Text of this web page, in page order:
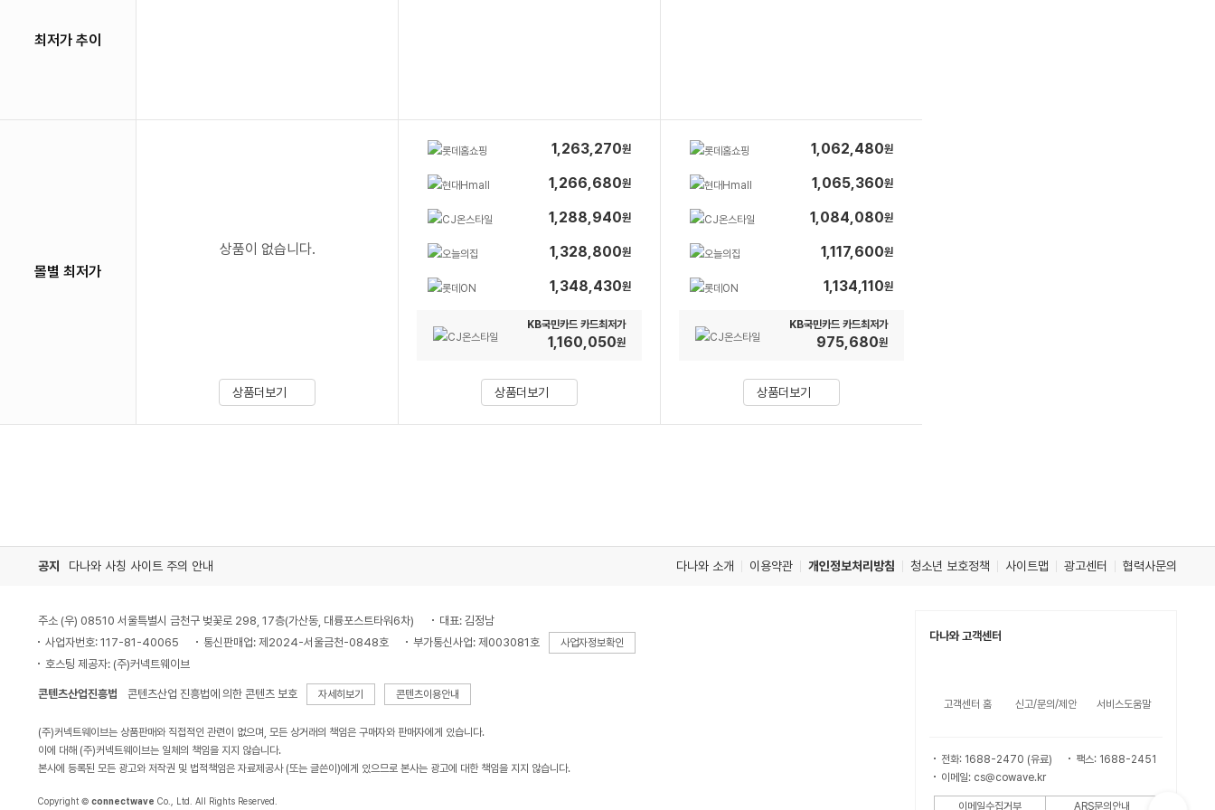
최저가 추이
몰별 최저가
상품이 없습니다.
상품더보기
매
1,263,270원
매
1,266,680원
매
1,288,940원
매
1,328,800원
1,348,430원
KB국민카드 카드최저가
1,160,050원
상품더보기
매
1,062,480원
매
1,065,360원
매
1,084,080원
매
1,117,600원
1,134,110원
KB국민카드 카드최저가
975,680원
상품더보기
공지 다나와 사칭 사이트 주의 안내 다나와 소개 이용약관 개인정보처리방침 청소년 보호정책 사이트맵 광고센터 협력사문의
주소 (우) 08510 서울특별시 금천구 벚꽃로 298, 17층(가산동, 대륭포스트타워6차)
대표: 김정남
사업자번호: 117-81-40065
통신판매업: 제2024-서울금천-0848호 부가통신사업: 제003081호 사업자정보확인
호스팅 제공자: (주)커넥트웨이브
콘텐츠산업진흥법 콘텐츠산업 진흥법에 의한 콘텐츠 보호 자세히보기 콘텐츠이용안내
(주)커넥트웨이브는 상품판매와 직접적인 관련이 없으며, 모든 상거래의 책임은 구매자와 판매자에게 있습니다.
이에 대해 (주)커넥트웨이브는 일체의 책임을 지지 않습니다.
본사에 등록된 모든 광고와 저작권 및 법적책임은 자료제공사 (또는 글쓴이)에게 있으므로 본사는 광고에 대한 책임을 지지 않습니다.
Copyright © connectwave Co., Ltd. All Rights Reserved.
다나와 고객센터
고객센터 홈 신고/문의/제안 서비스도움말
전화: 1688-2470 (유료)
팩스: 1688-2451
이메일: cs@cowave.kr
이메일수집거부 ARS문의안내